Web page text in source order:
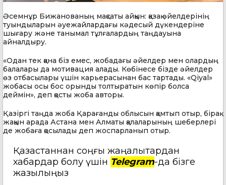
Әсемнұр Бижанованың мақсаты айқын: қазақ әйелдерінің
туындыларын әуежайлардағы кәдесый дүкендеріне
шығару және танымал тұлғалардың таңдауына
айналдыру.
«Одан тек қана біз емес, жобадағы әйелдер мен олардың
балалары да мотивация алады. Көбінесе бізде әйелдер
өз отбасылары үшін карьерасынан бас тартады. «Qiyal»
жобасы осы бос орынды толтыратын көпір болса
деймін», деп қосты жоба авторы.
Қазіргі таңда жоба Қарағанды облысын қамтып отыр, бірақ
жақын арада Астана мен Алматы қалаларының шеберлері
де жобаға қосылады деп жоспарланып отыр.
Қазақстаннан соңғы жаңалықтардан
хабардар болу үшін Telegram-да бізге
жазылыңыз